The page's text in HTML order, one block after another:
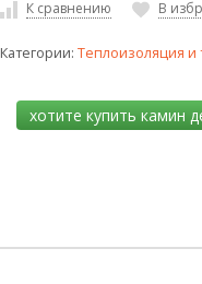
К сравнению В
Категории: Теплоизоляция и